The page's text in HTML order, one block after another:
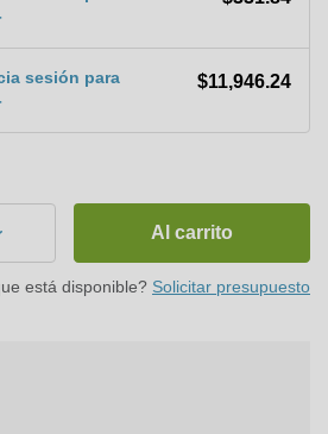
sesión para
$11,946.24
Al carrito
está disponible? Solicitar presupuesto